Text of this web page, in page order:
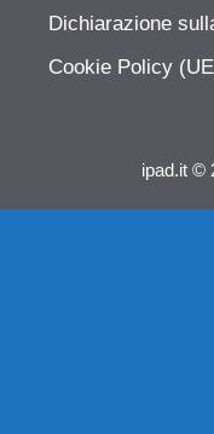
Dichiarazione
Cookie Policy
ipad.it ©